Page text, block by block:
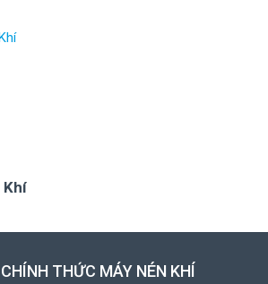
Khí
THỨC MÁY NÉN KHÍ